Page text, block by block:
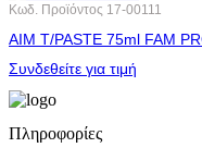
Κωδ. Προϊόντος 17-00111
AIM T/PASTE 75ml FAM
Συνδεθείτε για τιμή
Πληροφορίες